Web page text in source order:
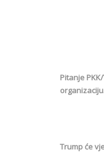
Pitanje
Trump će